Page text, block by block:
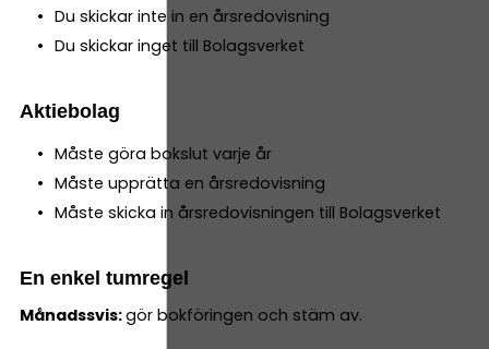
Du skickar inte in en årsredovisning
Du skickar inget till Bolagsverket
Aktiebolag
Måste göra bokslut varje år
Måste upprätta en årsredovisning
Måste skicka in årsredovisningen till Bolagsverket
En enkel tumregel
Månadssvis:gör bokföringen och stäm av.